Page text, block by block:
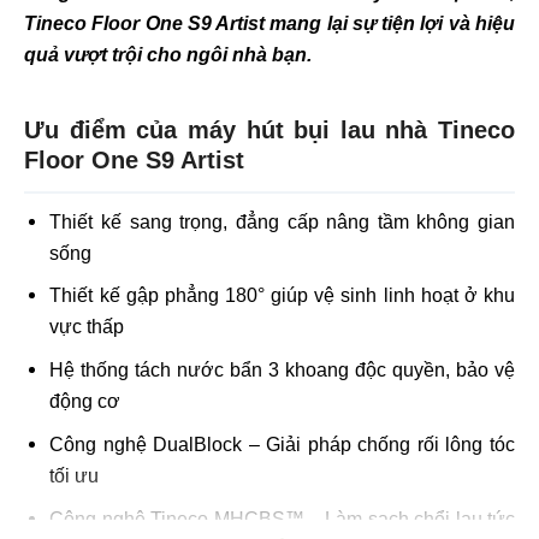
Tineco Floor One S9 Artist mang lại sự tiện lợi và hiệu
quả vượt trội cho ngôi nhà bạn.
Ưu điểm của máy hút bụi lau nhà Tineco
Floor One S9 Artist
Thiết kế sang trọng, đẳng cấp nâng tầm không gian
sống
Thiết kế gập phẳng 180° giúp vệ sinh linh hoạt ở khu
vực thấp
Hệ thống tách nước bẩn 3 khoang độc quyền, bảo vệ
động cơ
Công nghệ DualBlock – Giải pháp chống rối lông tóc
tối ưu
Công nghệ Tineco MHCBS™ – Làm sạch chổi lau tức